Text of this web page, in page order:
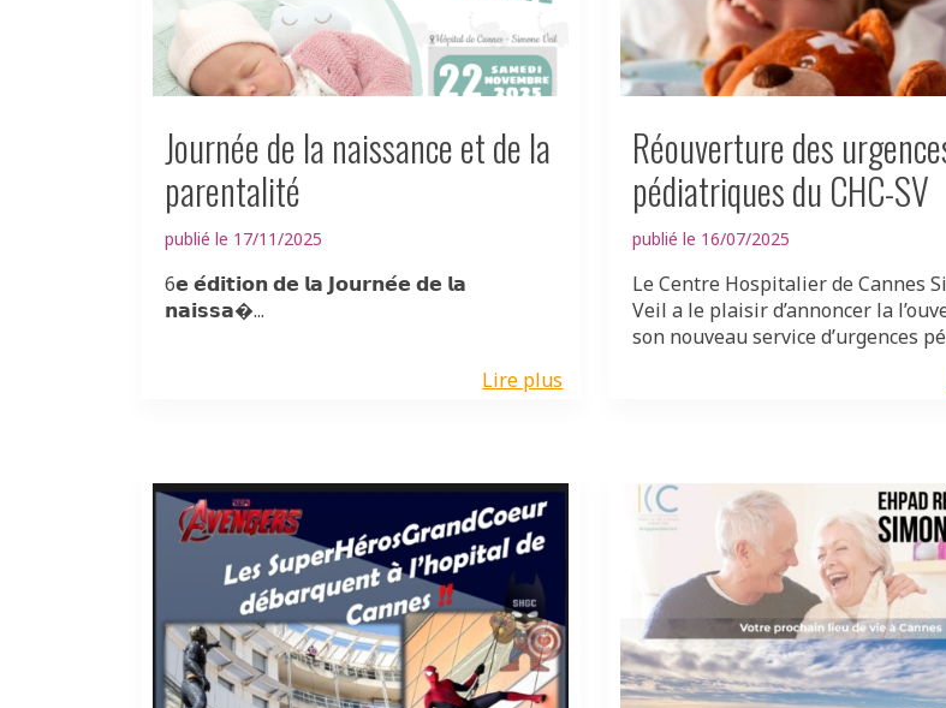
Journée de la naissance et de la
parentalité
publié le 17/11/2025
6𝗲 𝗲́𝗱𝗶𝘁𝗶𝗼𝗻 𝗱𝗲 𝗹𝗮 𝗝𝗼𝘂𝗿𝗻𝗲́𝗲 𝗱𝗲 𝗹𝗮
𝗻𝗮𝗶𝘀𝘀𝗮�...
Lire plus
Réouverture des
pédiatriques du CHC-SV
publié le 16/07/2025
Le Centre Hospitalier de Cannes
Veil a le plaisir d’annoncer la
son nouveau service d’urgences